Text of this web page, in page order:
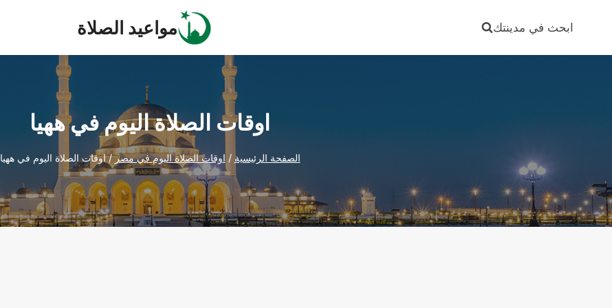
ابحث في مدينتك مواعيد الصلاة
اوقات الصلاة اليوم في ههيا
الصفحة الرئيسية / اوقات الصلاة اليوم في مصر/اوقات الصلاة اليوم في ههيا